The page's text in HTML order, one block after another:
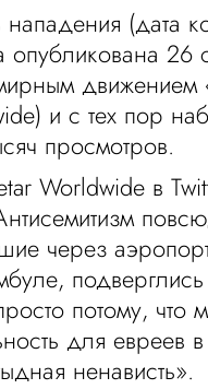
(дата
опубликована 26
движением
и с тех пор
просмотров.
Worldwide в
через
подверглись
потому, что
для евреев
ненависть».